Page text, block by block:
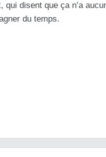
disent que ça n’a
du temps.